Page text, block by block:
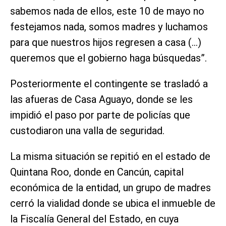
sabemos nada de ellos, este 10 de mayo no
festejamos nada, somos madres y luchamos
para que nuestros hijos regresen a casa (…)
queremos que el gobierno haga búsquedas”.
Posteriormente el contingente se trasladó a
las afueras de Casa Aguayo, donde se les
impidió el paso por parte de policías que
custodiaron una valla de seguridad.
La misma situación se repitió en el estado de
Quintana Roo, donde en Cancún, capital
económica de la entidad, un grupo de madres
cerró la vialidad donde se ubica el inmueble de
la Fiscalía General del Estado, en cuya